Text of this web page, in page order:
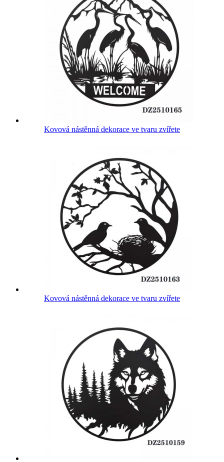
Kovová nástěnná dekorace ve tvaru zvířete
Kovová nástěnná dekorace ve tvaru zvířete